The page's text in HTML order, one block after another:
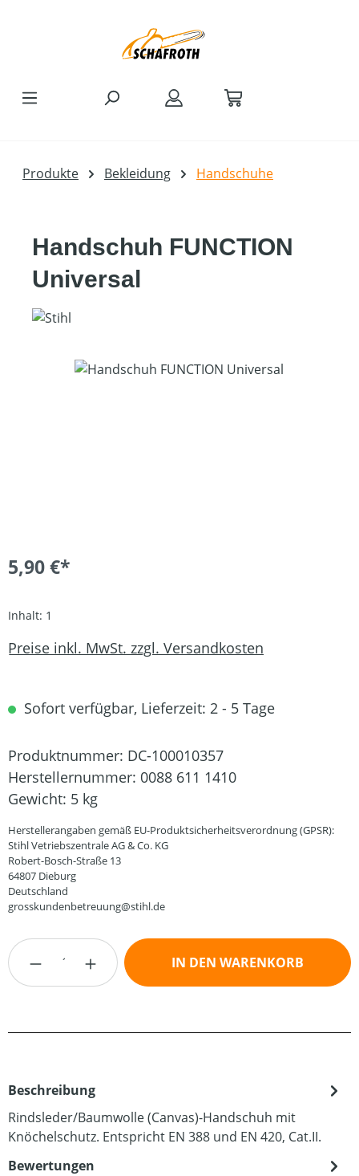
Produkte Bekleidung Handschuhe
Handschuh FUNCTION
Universal
Bildergalerie überspringen
5,90 €*
Inhalt: 1
Preise inkl. MwSt. zzgl. Versandkosten
Sofort verfügbar, Lieferzeit: 2 - 5 Tage
Produktnummer: DC-100010357
Herstellernummer: 0088 611 1410
Gewicht: 5 kg
Herstellerangaben gemäß EU-Produktsicherheitsverordnung (GPSR):
Stihl Vetriebszentrale AG & Co. KG
Robert-Bosch-Straße 13
64807 Dieburg
Deutschland
grosskundenbetreuung@stihl.de
Produkt Anzahl: Gib den gewünschten
IN DEN WARENKORB
Beschreibung
Rindsleder/Baumwolle (Canvas)-Handschuh mit
Knöchelschutz. Entspricht EN 388 und EN 420, Cat.II.
Bewertungen